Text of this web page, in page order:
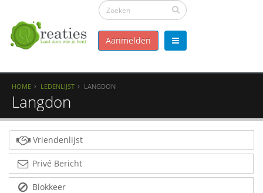
Aanmelden
HOME LEDENLIJST LANGDON
Langdon
Vriendenlijst
Privé Bericht
Blokkeer